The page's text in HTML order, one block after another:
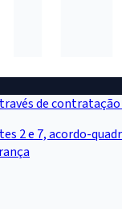
de
2 e 7, acordo-